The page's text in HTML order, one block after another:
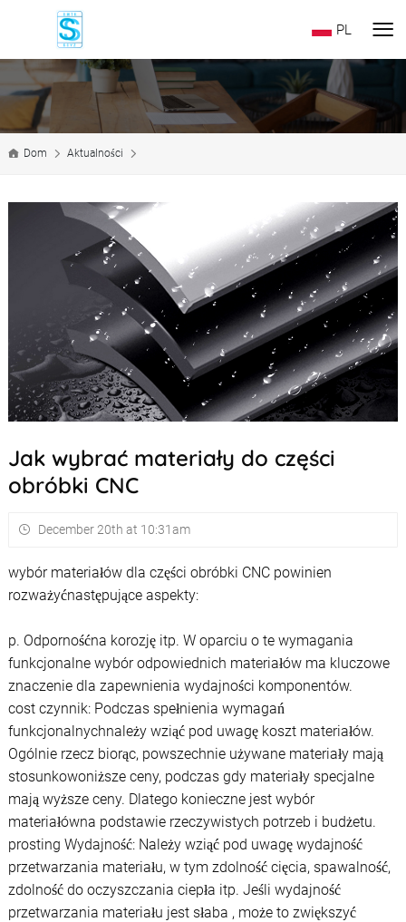
PL
Dom Aktualności
Jak wybrać materiały do ​​części
obróbki CNC
December 20th at 10:31am
wybór materiałów dla części obróbki CNC powinien
rozważyćnastępujące aspekty:
p. Odpornośćna korozję itp. W oparciu o te wymagania
funkcjonalne wybór odpowiednich materiałów ma kluczowe
znaczenie dla zapewnienia wydajności komponentów.
cost czynnik: Podczas spełnienia wymagań
funkcjonalnychnależy wziąć pod uwagę koszt materiałów.
Ogólnie rzecz biorąc, powszechnie używane materiały mają
stosunkowoniższe ceny, podczas gdy materiały specjalne
mają wyższe ceny. Dlatego konieczne jest wybór
materiałówna podstawie rzeczywistych potrzeb i budżetu.
prosting Wydajność: Należy wziąć pod uwagę wydajność
przetwarzania materiału, w tym zdolność cięcia, spawalność,
zdolność do oczyszczania ciepła itp. Jeśli wydajność
przetwarzania materiału jest słaba , może to zwiększyć